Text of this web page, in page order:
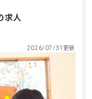
求人
2026/07/31更新